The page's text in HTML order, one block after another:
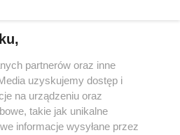
partnerów oraz inne
uzyskujemy dostęp i
na urządzeniu oraz
takie jak unikalne
informacje wysyłane przez